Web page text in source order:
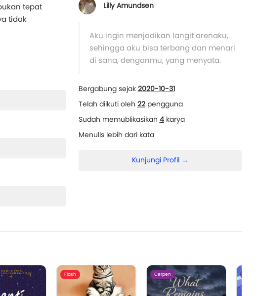
tepat
tidak
Lilly Amundsen
Aku ingin menjadikan langit arenaku,
sehingga aku bisa terbang dan menari
di sana, denganmu, yang menyata.
Bergabung sejak 2020-10-31
Telah diikuti oleh 22pengguna
Sudah memublikasikan 4karya
Menulis lebih dari kata
Kunjungi Profil →
Flash Cerpen